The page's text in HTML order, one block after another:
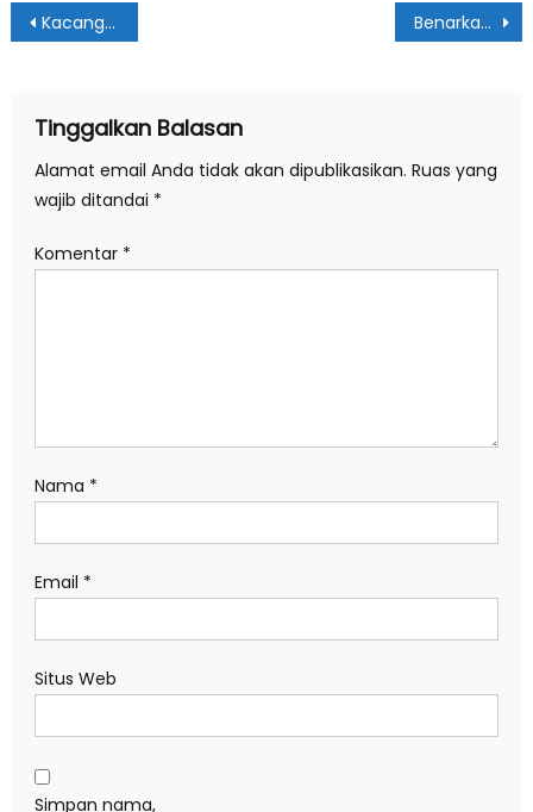
Navigasi
Kacang Tanah Bisa Cegah Kanker Benarkah Mandi Malam Bikin Paru-paru Basah?
Tinggalkan Balasan
Alamat email Anda tidak akan dipublikasikan. Ruas yang
wajib ditandai *
Komentar *
Nama *
Email *
Situs Web
Simpan nama,